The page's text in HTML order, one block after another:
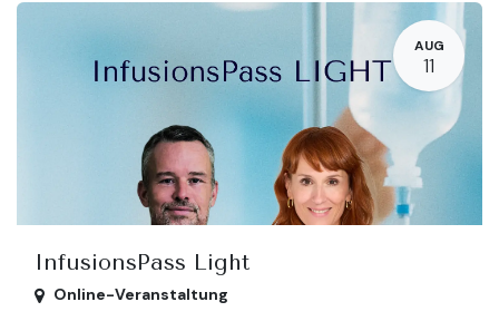
AUG
11
InfusionsPass Light
Online-Veranstaltung